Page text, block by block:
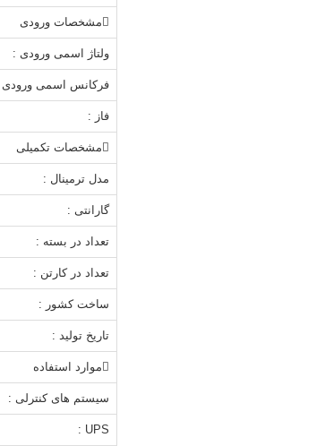
مشخصات ورودی
ولتاژ اسمی ورودی :
فرکانس اسمی ورودی
فاز :
مشخصات تکمیلی
مدل ترمینال :
گارانتی :
تعداد در بسته :
تعداد در کارتن :
ساخت کشور :
تاریخ تولید :
موارد استفاده
سیستم های کنترلی :
UPS :